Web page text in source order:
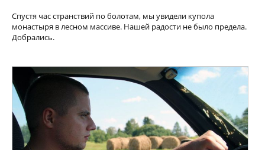
Спустя час странствий по болотам, мы увидели купола
монастыря в лесном массиве. Нашей радости не было предела.
Добрались.